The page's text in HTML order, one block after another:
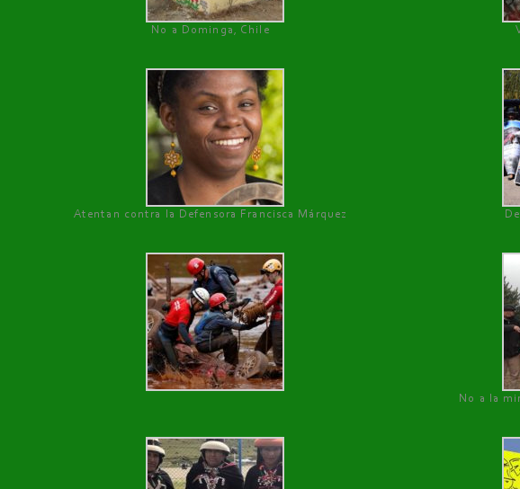
No a Dominga, Chile
Atentan contra la Defensora Francisca Márquez
No a la